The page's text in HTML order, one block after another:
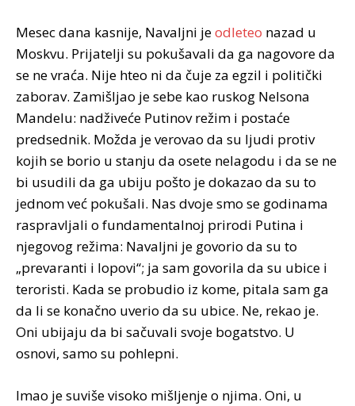
Mesec dana kasnije, Navaljni jeodleteo nazad u
Moskvu. Prijatelji su pokušavali da ga nagovore da
se ne vraća. Nije hteo ni da čuje za egzil i politički
zaborav. Zamišljao je sebe kao ruskog Nelsona
Mandelu: nadživeće Putinov režim i postaće
predsednik. Možda je verovao da su ljudi protiv
kojih se borio u stanju da osete nelagodu i da se ne
bi usudili da ga ubiju pošto je dokazao da su to
jednom već pokušali. Nas dvoje smo se godinama
raspravljali o fundamentalnoj prirodi Putina i
njegovog režima: Navaljni je govorio da su to
„prevaranti i lopovi“; ja sam govorila da su ubice i
teroristi. Kada se probudio iz kome, pitala sam ga
da li se konačno uverio da su ubice. Ne, rekao je.
Oni ubijaju da bi sačuvali svoje bogatstvo. U
osnovi, samo su pohlepni.
Imao je suviše visoko mišljenje o njima. Oni, u